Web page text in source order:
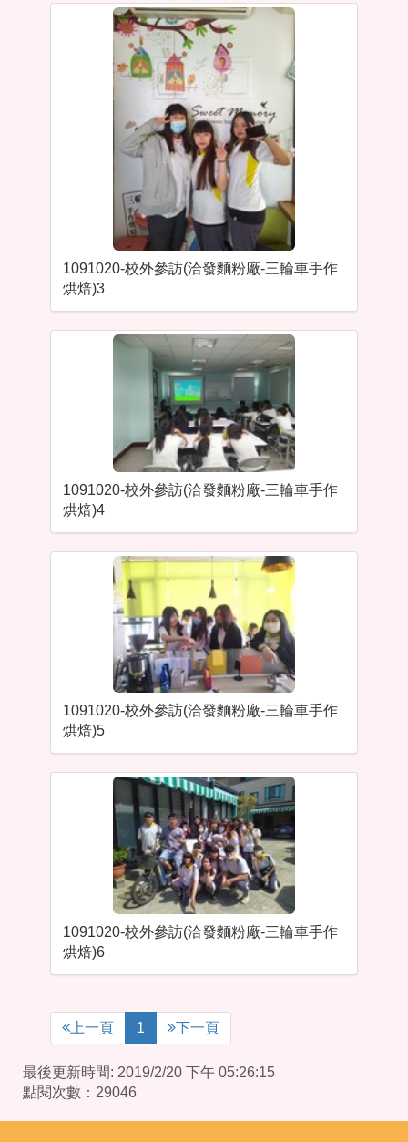
1091020-校外參訪(洽發麵粉廠-三輪車手作
烘焙)3
1091020-校外參訪(洽發麵粉廠-三輪車手作
烘焙)4
1091020-校外參訪(洽發麵粉廠-三輪車手作
烘焙)5
1091020-校外參訪(洽發麵粉廠-三輪車手作
烘焙)6
上一頁 1 下一頁
最後更新時間: 2019/2/20 下午 05:26:15
點閱次數：29046